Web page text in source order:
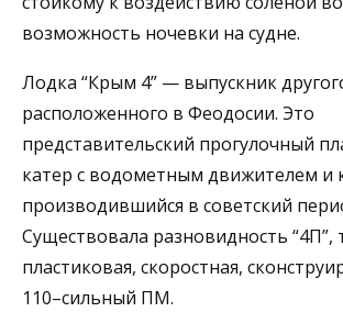
возможность ночевки на судне.
Лодка “Крым 4” — выпускник
расположенного в Феодосии. Это
представительский прогулочный
катер с водометным движителем и
производившийся в советский
Существовала разновидность “4П”,
пластиковая, скоростная,
110–сильный ПМ.